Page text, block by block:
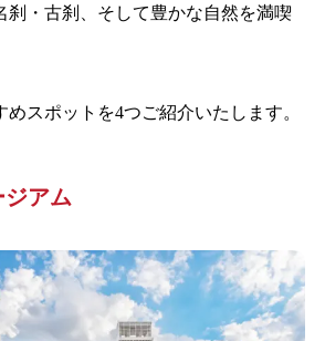
刹・古刹、そして豊かな自然を満喫
スポットを4つご紹介いたします。
アム